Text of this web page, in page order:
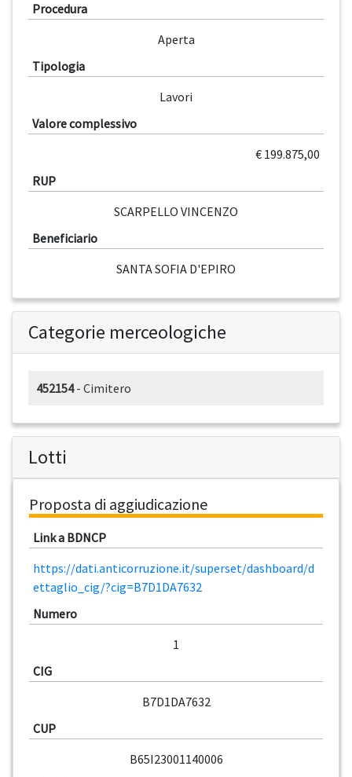
Procedura
Aperta
Tipologia
Lavori
Valore complessivo
€ 199.875,00
RUP
SCARPELLO VINCENZO
Beneficiario
SANTA SOFIA D'EPIRO
Categorie merceologiche
452154- Cimitero
Lotti
Proposta di aggiudicazione
Link a BDNCP
https://dati.anticorruzione.it/superset/dashboard/d
ettaglio_cig/?cig=B7D1DA7632
Numero
1
CIG
B7D1DA7632
CUP
B65I23001140006